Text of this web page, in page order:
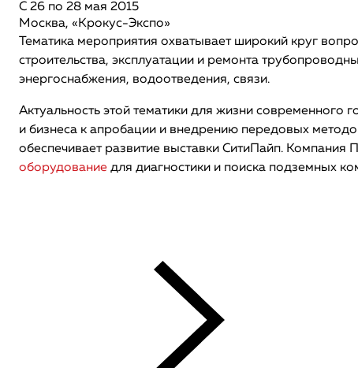
С 26 по 28 мая 2015
Москва, «Крокус-Экспо»
Тематика мероприятия охватывает широкий круг
строительства, эксплуатации и ремонта
энергоснабжения, водоотведения, связи.
Актуальность этой тематики для жизни
и бизнеса к апробации и внедрению передовых
обеспечивает развитие выставки СитиПайп. Компания
оборудование для диагностики и поиска подземных